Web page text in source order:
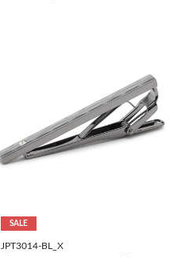
SALE
JPT3014-BL_X